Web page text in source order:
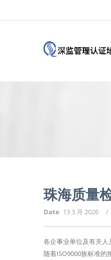
珠海质量
Date 13 3 月 2026 /
各企事业单位及有关人
随着ISO9000族标准的